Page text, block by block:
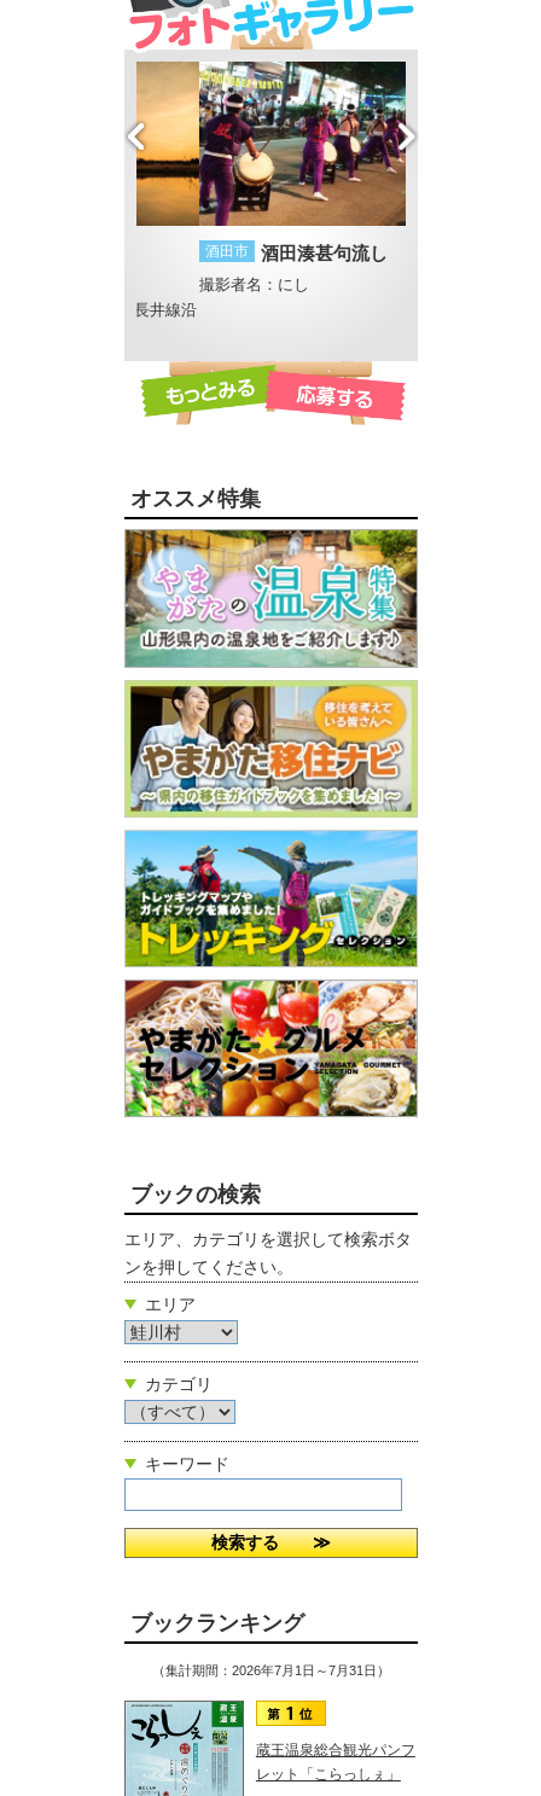
酒田湊甚句流し
撮影者名：にし
オススメ特集
ブックの検索
エリア、カテゴリを選択して検索ボタ
ンを押してください。
エリア
カテゴリ
キーワード
ブックランキング
（集計期間：2026年7月1日～7月31日）
蔵王温泉総合観光パンフ
レット「こらっしぇ」